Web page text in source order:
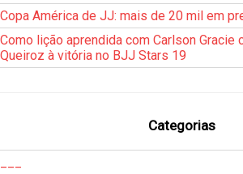
Copa América de JJ: mais de 20 mil em
Como lição aprendida com Carlson Gracie
Queiroz à vitória no BJJ Stars 19
Categorias